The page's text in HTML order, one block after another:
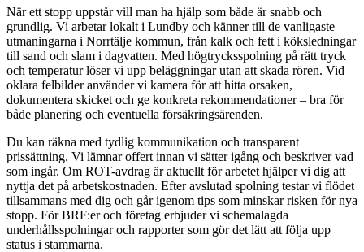
När ett stopp uppstår vill man ha hjälp som både är snabb och
grundlig. Vi arbetar lokalt i Lundby och känner till de vanligaste
utmaningarna i Norrtälje kommun, från kalk och fett i köksledningar
till sand och slam i dagvatten. Med högtrycksspolning på rätt tryck
och temperatur löser vi upp beläggningar utan att skada rören. Vid
oklara felbilder använder vi kamera för att hitta orsaken,
dokumentera skicket och ge konkreta rekommendationer – bra för
både planering och eventuella försäkringsärenden.
Du kan räkna med tydlig kommunikation och transparent
prissättning. Vi lämnar offert innan vi sätter igång och beskriver vad
som ingår. Om ROT-avdrag är aktuellt för arbetet hjälper vi dig att
nyttja det på arbetskostnaden. Efter avslutad spolning testar vi flödet
tillsammans med dig och går igenom tips som minskar risken för nya
stopp. För BRF:er och företag erbjuder vi schemalagda
underhållsspolningar och rapporter som gör det lätt att följa upp
status i stammarna.